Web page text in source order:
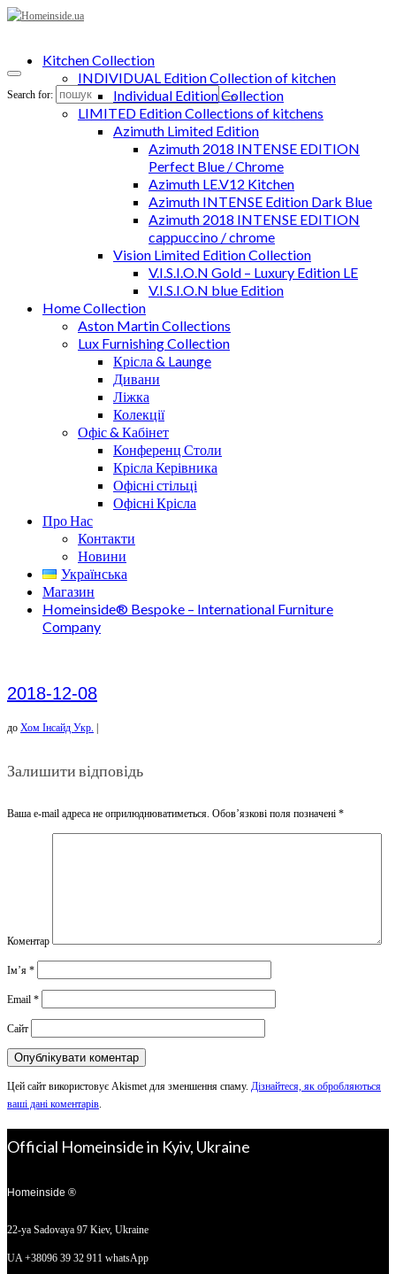
Search for:
Kitchen Collection
INDIVIDUAL Edition Collection of kitchen
Individual Edition Collection
LIMITED Edition Collections of kitchens
Azimuth Limited Edition
Azimuth 2018 INTENSE EDITION
Perfect Blue / Chrome
Azimuth LE.V12 Kitchen
Azimuth INTENSE Edition Dark Blue
Azimuth 2018 INTENSE EDITION
cappuccino / chrome
Vision Limited Edition Collection
V.I.S.I.O.N Gold – Luxury Edition LE
V.I.S.I.O.N blue Edition
Home Collection
Aston Martin Collections
Lux Furnishing Collection
Крісла & Launge
Дивани
Ліжка
Колекції
Офіс & Кабінет
Конференц Столи
Крісла Керівника
Офісні стільці
Офісні Крісла
Про Нас
Контакти
Новини
Українська
Магазин
Homeinside® Bespoke – International Furniture
Company
2018-12-08
до Хом Інсайд Укр.
Залишити відповідь
Ваша e-mail адреса не оприлюднюватиметься. Обов’язкові поля позначені *
Коментар
Ім’я *
Email *
Сайт
Цей сайт використовує Akismet для зменшення спаму. Дізнайтеся, як обробляються
ваші дані коментарів.
Official Homeinside in Kyiv, Ukraine
Homeinside ®
22-ya Sadovaya 97 Kiev, Ukraine
UA +38096 39 32 911 whatsApp